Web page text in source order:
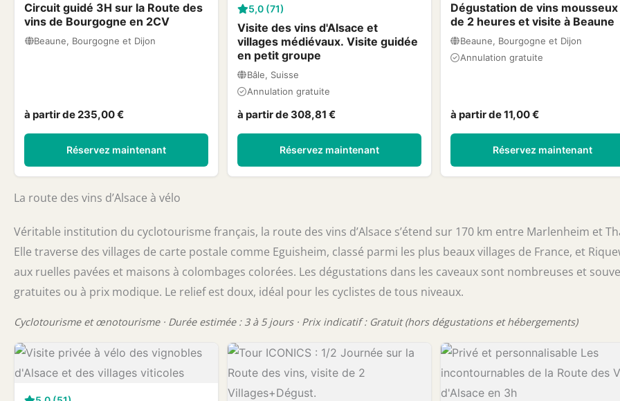
Circuit guidé 3H sur la Route des
vins de Bourgogne en 2CV
Beaune, Bourgogne et Dijon
à partir de 235,00 €
Réservez maintenant
5,0 (71)
Visite des vins d'Alsace et
villages médiévaux. Visite guidée
en petit groupe
Bâle, Suisse
Annulation gratuite
à partir de 308,81 €
Réservez maintenant
Dégustation de vins mousseux
de 2 heures et visite à Beaune
Beaune, Bourgogne et Dijon
Annulation gratuite
à partir de 11,00 €
Réservez maintenant
La route des vins d’Alsace à vélo
Véritable institution du cyclotourisme français, la route des vins d’Alsace s’étend sur 170 km entre Marlenheim et
Elle traverse des villages de carte postale comme Eguisheim, classé parmi les plus beaux villages de France, et
aux ruelles pavées et maisons à colombages colorées. Les dégustations dans les caveaux sont nombreuses et
gratuites ou à prix modique. Le relief est doux, idéal pour les cyclistes de tous niveaux.
Cyclotourisme et œnotourisme · Durée estimée : 3 à 5 jours · Prix indicatif : Gratuit (hors dégustations et hébergements)